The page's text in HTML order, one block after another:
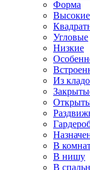
Форма
Высокие
Угловые
Низкие
Из
В
В нишу
В